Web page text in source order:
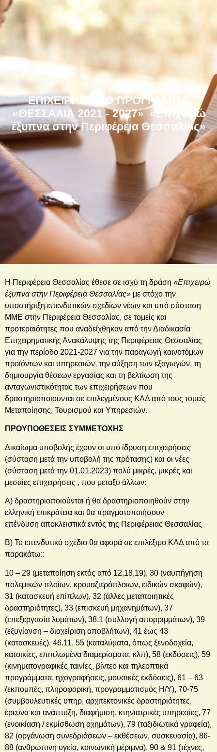
ΕΠΙΧΕΙΡΗΣΙΑΚΟ ΠΡΟΓΡΑΜΜΑ
«ΘΕΣΣΑΛΙΑ 2021 - 2027» «Επιχειρώ
έξυπνα στην Περιφέρεια Θεσσαλίας»
Η Περιφέρεια Θεσσαλίας έθεσε σε ισχύ τη δράση «Επιχειρώ
έξυπνα στην Περιφέρεια Θεσσαλίας» με στόχο την
υποστήριξη επενδυτικών σχεδίων νέων και υπό σύσταση
ΜΜΕ στην Περιφέρεια Θεσσαλίας, σε τομείς και
προτεραιότητες που αναδείχθηκαν από την Διαδικασία
Επιχειρηματικής Ανακάλυψης της Περιφέρειας Θεσσαλίας
για την περίοδο 2021-2027 για την παραγωγή καινοτόμων
προϊόντων και υπηρεσιών, την αύξηση των εξαγωγών, τη
δημιουργία θέσεων εργασίας και τη βελτίωση της
ανταγωνιστικότητας των επιχειρήσεων που
δραστηριοποιούνται σε επιλεγμένους ΚΑΔ από τους τομείς
Μεταποίησης, Τουρισμού και Υπηρεσιών.
ΠΡΟΥΠΟΘΕΣΕΙΣ ΣΥΜΜΕΤΟΧΗΣ
Δικαίωμα υποβολής έχουν οι υπό ίδρυση επιχειρήσεις
(σύσταση μετά την υποβολή της πρότασης) και οι νέες
(σύσταση μετά την 01.01.2023) πολύ μικρές, μικρές και
μεσαίες επιχειρήσεις , που μεταξύ άλλων:
Α) δραστηριοποιούνται ή θα δραστηριοποιηθούν στην
ελληνική επικράτεια και θα πραγματοποιήσουν
επένδυση αποκλειστικά εντός της Περιφέρειας Θεσσαλίας
Β) Το επενδυτικό σχέδιο θα αφορά σε επιλέξιμο ΚΑΔ από τα
παρακάτω::
10 – 29 (μεταποίηση εκτός από 12,18,19), 30 (ναυπήγηση
πολεμικών πλοίων, κρουαζιερόπλοιων, ειδικών σκαφών),
31 (κατασκευή επίπλων), 32 (άλλες μεταποιητικές
δραστηριότητες), 33 (επισκευή μηχανημάτων), 37
(επεξεργασία λυμάτων), 38.1 (συλλογή απορριμμάτων), 39
(εξυγίανση – διαχείριση αποβλήτων), 41 έως 43
(κατασκευές), 46.11, 55 (καταλύματα, όπως ξενοδοχεία,
κατοικίες, επιπλωμένα διαμερίσματα, κλπ), 58 (εκδόσεις), 59
(κινηματογραφικές ταινίες, βίντεο και τηλεοπτικά
προγράμματα, ηχογραφήσεις, μουσικές εκδόσεις), 61 – 63
(εκπομπές, πληροφορική, προγραμματισμός Η/Υ), 70-75
(συμβουλευτικές υπηρ, αρχιτεκτονικές δραστηριότητες,
έρευνα και ανάπτυξη, διαφήμιση, κτηνιατρικές υπηρεσίες, 77
(ενοικίαση / εκμίσθωση οχημάτων), 79 (ταξιδιωτικά γραφεία),
82 (οργάνωση συνεδριάσεων – εκθέσεων, συσκευασία), 86-
88 (ανθρώπινη υγεία, κοινωνική μέριμνα), 90 & 91 (τέχνες,